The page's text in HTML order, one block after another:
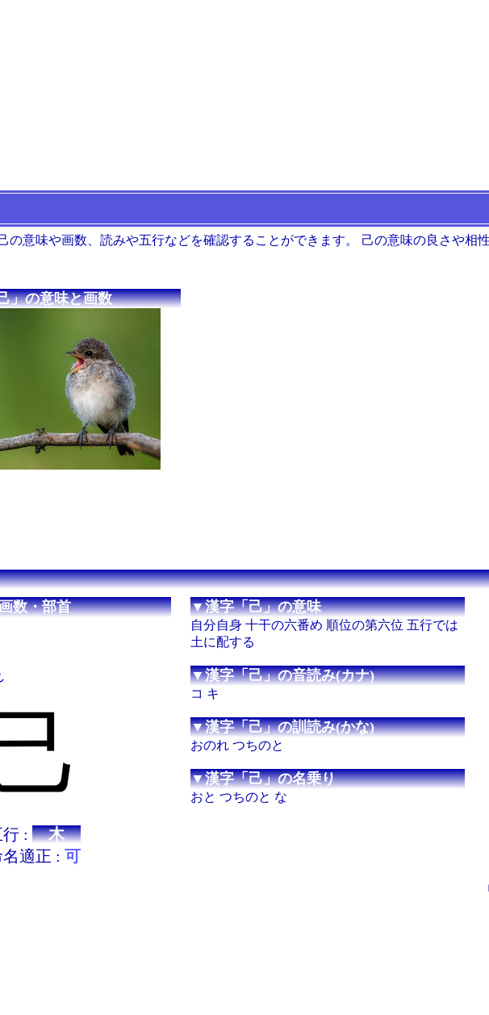
意味や画数、読みや五行などを確認することができます。 己の意味の良さや相
」の意味と画数
数・部首
: 木
適正 : 可
▼漢字「己」の意味
自分自身 十干の六番め 順位の第六位 五行では
土に配する
▼漢字「己」の音読み(カナ)
コ キ
▼漢字「己」の訓読み(かな)
おのれ つちのと
▼漢字「己」の名乗り
おと つちのと な